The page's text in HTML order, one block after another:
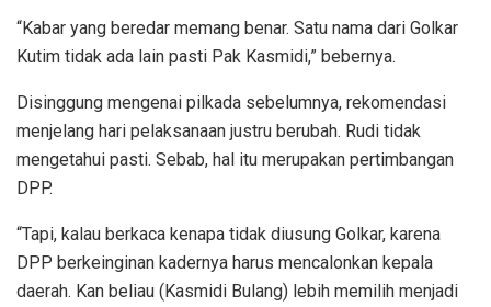
“Kabar yang beredar memang benar. Satu nama dari Golkar
Kutim tidak ada lain pasti Pak Kasmidi,” bebernya.
Disinggung mengenai pilkada sebelumnya, rekomendasi
menjelang hari pelaksanaan justru berubah. Rudi tidak
mengetahui pasti. Sebab, hal itu merupakan pertimbangan
DPP.
“Tapi, kalau berkaca kenapa tidak diusung Golkar, karena
DPP berkeinginan kadernya harus mencalonkan kepala
daerah. Kan beliau (Kasmidi Bulang) lebih memilih menjadi